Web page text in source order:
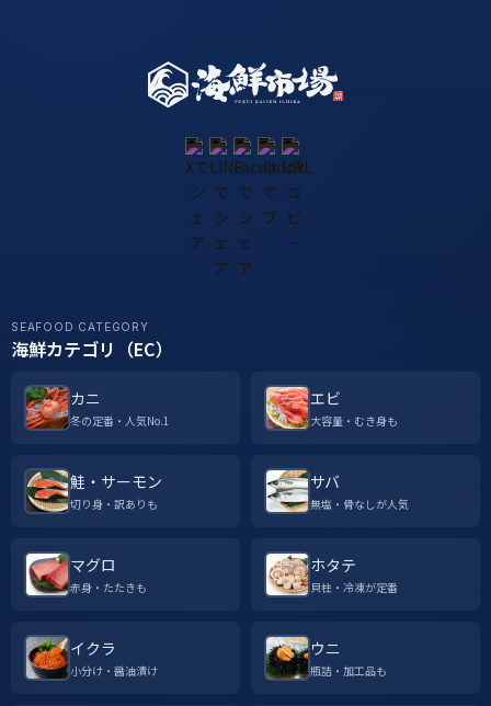
SEAFOOD CATEGORY
海鮮カテゴリ（EC）
カニ
冬の定番・人気No.1
エビ
大容量・むき身も
鮭・サーモン
切り身・訳ありも
サバ
無塩・骨なしが人気
マグロ
赤身・たたきも
ホタテ
貝柱・冷凍が定番
イクラ
小分け・醤油漬け
ウニ
瓶詰・加工品も